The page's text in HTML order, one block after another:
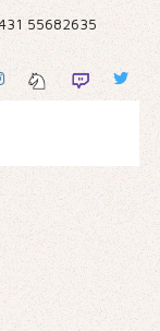
55682635